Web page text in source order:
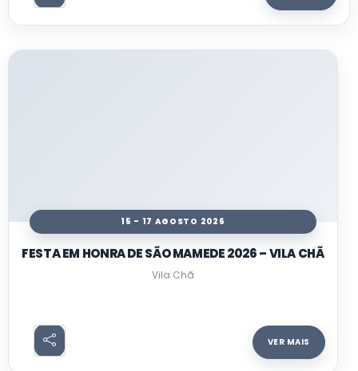
15 - 17 AGOSTO 2026
FESTA EM HONRA DE SÃO MAMEDE 2026 – VILA CHÃ
Vila Chã
VER MAIS